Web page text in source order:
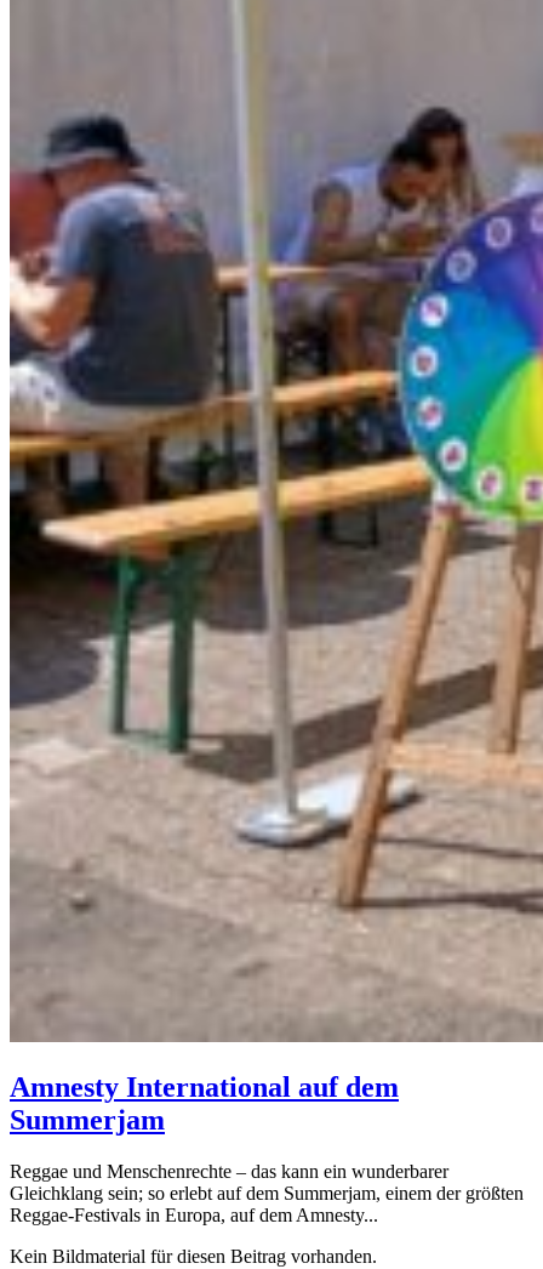
Amnesty International auf dem
Summerjam
Reggae und Menschenrechte – das kann ein wunderbarer
Gleichklang sein; so erlebt auf dem Summerjam, einem der größten
Reggae-Festivals in Europa, auf dem Amnesty...
Kein Bildmaterial für diesen Beitrag vorhanden.